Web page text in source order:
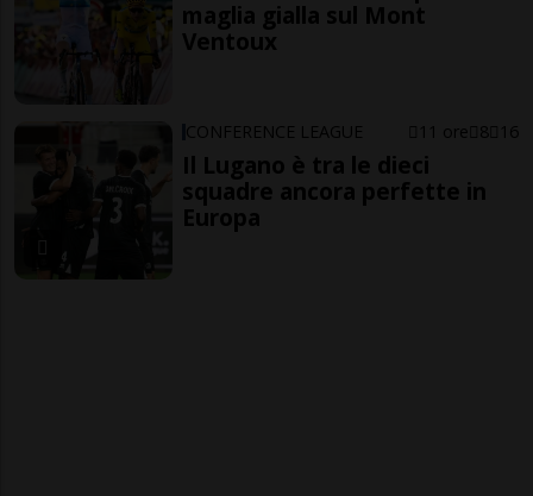
maglia gialla sul Mont
Ventoux
CONFERENCE LEAGUE 11 ore 8 16
Il Lugano è tra le dieci
squadre ancora perfette in
Europa